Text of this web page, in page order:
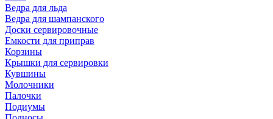
Ведра для льда
Ведра для шампанского
Доски сервировочные
Емкости для приправ
Корзины
Крышки для сервировки
Кувшины
Молочники
Палочки
Подиумы